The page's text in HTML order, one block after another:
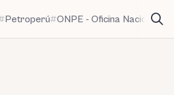
Petroperú ONPE - Oficina Nacional